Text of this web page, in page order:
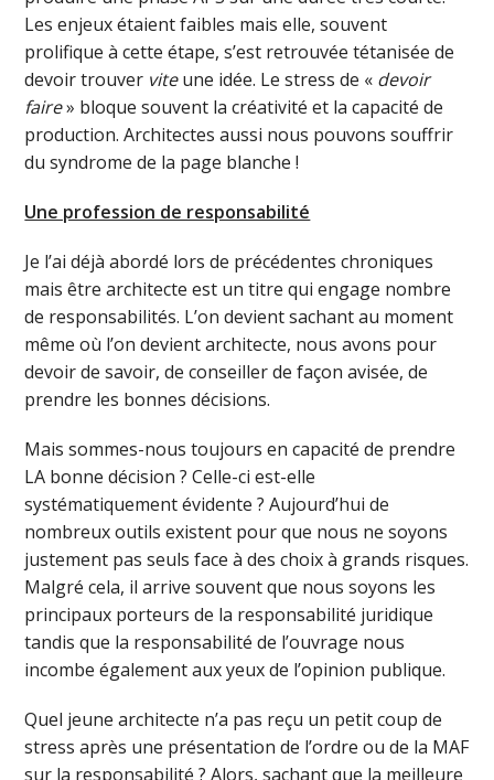
Les enjeux étaient faibles mais elle, souvent
prolifique à cette étape, s’est retrouvée tétanisée de
devoir trouver viteune idée. Le stress de « devoir
faire» bloque souvent la créativité et la capacité de
production. Architectes aussi nous pouvons souffrir
du syndrome de la page blanche !
Une profession de responsabilité
Je l’ai déjà abordé lors de précédentes chroniques
mais être architecte est un titre qui engage nombre
de responsabilités. L’on devient sachant au moment
même où l’on devient architecte, nous avons pour
devoir de savoir, de conseiller de façon avisée, de
prendre les bonnes décisions.
Mais sommes-nous toujours en capacité de prendre
LA bonne décision ? Celle-ci est-elle
systématiquement évidente ? Aujourd’hui de
nombreux outils existent pour que nous ne soyons
justement pas seuls face à des choix à grands risques.
Malgré cela, il arrive souvent que nous soyons les
principaux porteurs de la responsabilité juridique
tandis que la responsabilité de l’ouvrage nous
incombe également aux yeux de l’opinion publique.
Quel jeune architecte n’a pas reçu un petit coup de
stress après une présentation de l’ordre ou de la MAF
sur la responsabilité ? Alors, sachant que la meilleure